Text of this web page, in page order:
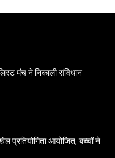
मंच ने निकाली संविधान
प्रतियोगिता आयोजित, बच्चों ने